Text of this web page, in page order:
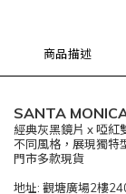
商品描述
SANTA
經典灰黑鏡片 x 啞紅
不同風格，展現獨特
門市多款現貨
地址: 觀塘廣場2樓